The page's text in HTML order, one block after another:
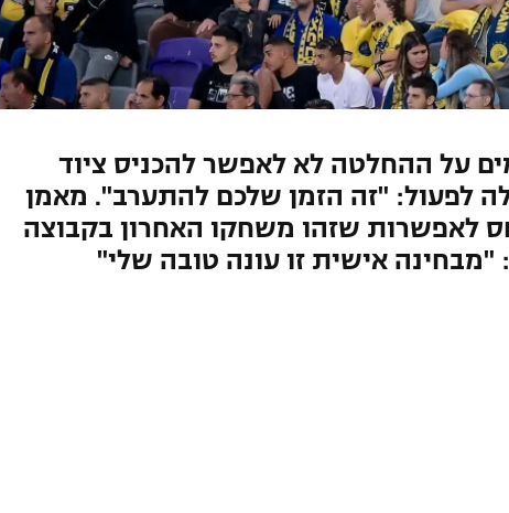
על ההחלטה לא לאפשר להכניס ציוד
לפעול: "זה הזמן שלכם להתערב". מאמן
לאפשרות שזהו משחקו האחרון בקבוצה
"מבחינה אישית זו עונה טובה שלי"